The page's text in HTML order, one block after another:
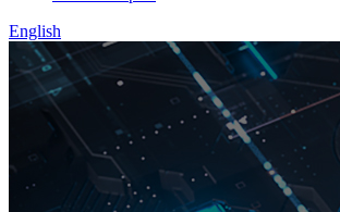
English